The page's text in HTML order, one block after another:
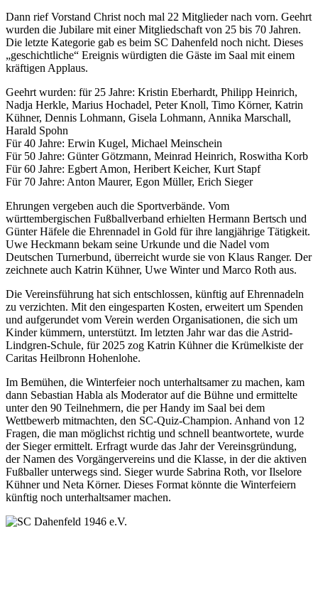
Dann rief Vorstand Christ noch mal 22 Mitglieder nach vorn. Geehrt
wurden die Jubilare mit einer Mitgliedschaft von 25 bis 70 Jahren.
Die letzte Kategorie gab es beim SC Dahenfeld noch nicht. Dieses
„geschichtliche“ Ereignis würdigten die Gäste im Saal mit einem
kräftigen Applaus.
Geehrt wurden: für 25 Jahre: Kristin Eberhardt, Philipp Heinrich,
Nadja Herkle, Marius Hochadel, Peter Knoll, Timo Körner, Katrin
Kühner, Dennis Lohmann, Gisela Lohmann, Annika Marschall,
Harald Spohn
Für 40 Jahre: Erwin Kugel, Michael Meinschein
Für 50 Jahre: Günter Götzmann, Meinrad Heinrich, Roswitha Korb
Für 60 Jahre: Egbert Amon, Heribert Keicher, Kurt Stapf
Für 70 Jahre: Anton Maurer, Egon Müller, Erich Sieger
Ehrungen vergeben auch die Sportverbände. Vom
württembergischen Fußballverband erhielten Hermann Bertsch und
Günter Häfele die Ehrennadel in Gold für ihre langjährige Tätigkeit.
Uwe Heckmann bekam seine Urkunde und die Nadel vom
Deutschen Turnerbund, überreicht wurde sie von Klaus Ranger. Der
zeichnete auch Katrin Kühner, Uwe Winter und Marco Roth aus.
Die Vereinsführung hat sich entschlossen, künftig auf Ehrennadeln
zu verzichten. Mit den eingesparten Kosten, erweitert um Spenden
und aufgerundet vom Verein werden Organisationen, die sich um
Kinder kümmern, unterstützt. Im letzten Jahr war das die Astrid-
Lindgren-Schule, für 2025 zog Katrin Kühner die Krümelkiste der
Caritas Heilbronn Hohenlohe.
Im Bemühen, die Winterfeier noch unterhaltsamer zu machen, kam
dann Sebastian Habla als Moderator auf die Bühne und ermittelte
unter den 90 Teilnehmern, die per Handy im Saal bei dem
Wettbewerb mitmachten, den SC-Quiz-Champion. Anhand von 12
Fragen, die man möglichst richtig und schnell beantwortete, wurde
der Sieger ermittelt. Erfragt wurde das Jahr der Vereinsgründung,
der Namen des Vorgängervereins und die Klasse, in der die aktiven
Fußballer unterwegs sind. Sieger wurde Sabrina Roth, vor Ilselore
Kühner und Neta Körner. Dieses Format könnte die Winterfeiern
künftig noch unterhaltsamer machen.